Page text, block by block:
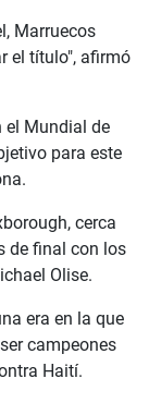
Marruecos
el título", afirmó
el Mundial de
para este
cerca
de final con los
Olise.
era en la que
campeones
Haití.